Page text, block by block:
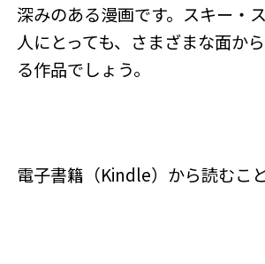
深みのある漫画です。スキー・
人にとっても、さまざまな面か
る作品でしょう。
電子書籍（Kindle）から読むこ